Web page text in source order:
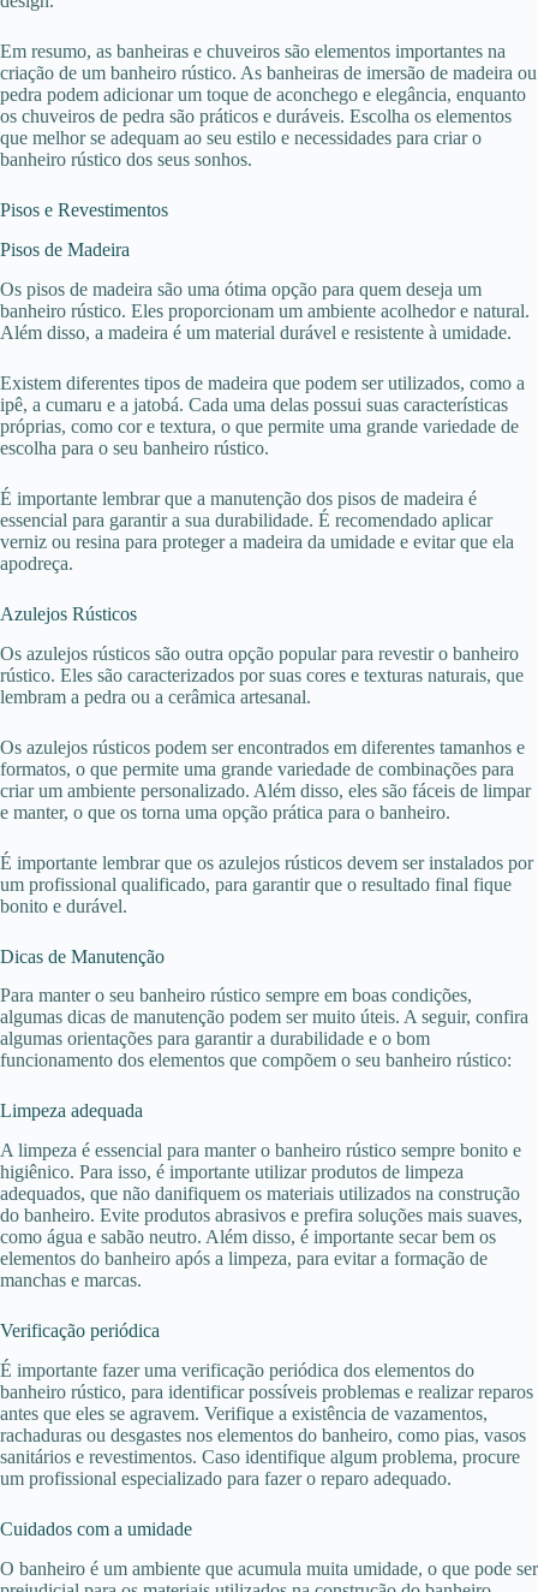
Em resumo, as banheiras e chuveiros são elementos importantes na
criação de um banheiro rústico. As banheiras de imersão de madeira ou
pedra podem adicionar um toque de aconchego e elegância, enquanto
os chuveiros de pedra são práticos e duráveis. Escolha os elementos
que melhor se adequam ao seu estilo e necessidades para criar o
banheiro rústico dos seus sonhos.
Pisos e Revestimentos
Pisos de Madeira
Os pisos de madeira são uma ótima opção para quem deseja um
banheiro rústico. Eles proporcionam um ambiente acolhedor e natural.
Além disso, a madeira é um material durável e resistente à umidade.
Existem diferentes tipos de madeira que podem ser utilizados, como a
ipê, a cumaru e a jatobá. Cada uma delas possui suas características
próprias, como cor e textura, o que permite uma grande variedade de
escolha para o seu banheiro rústico.
É importante lembrar que a manutenção dos pisos de madeira é
essencial para garantir a sua durabilidade. É recomendado aplicar
verniz ou resina para proteger a madeira da umidade e evitar que ela
apodreça.
Azulejos Rústicos
Os azulejos rústicos são outra opção popular para revestir o banheiro
rústico. Eles são caracterizados por suas cores e texturas naturais, que
lembram a pedra ou a cerâmica artesanal.
Os azulejos rústicos podem ser encontrados em diferentes tamanhos e
formatos, o que permite uma grande variedade de combinações para
criar um ambiente personalizado. Além disso, eles são fáceis de limpar
e manter, o que os torna uma opção prática para o banheiro.
É importante lembrar que os azulejos rústicos devem ser instalados por
um profissional qualificado, para garantir que o resultado final fique
bonito e durável.
Dicas de Manutenção
Para manter o seu banheiro rústico sempre em boas condições,
algumas dicas de manutenção podem ser muito úteis. A seguir, confira
algumas orientações para garantir a durabilidade e o bom
funcionamento dos elementos que compõem o seu banheiro rústico:
Limpeza adequada
A limpeza é essencial para manter o banheiro rústico sempre bonito e
higiênico. Para isso, é importante utilizar produtos de limpeza
adequados, que não danifiquem os materiais utilizados na construção
do banheiro. Evite produtos abrasivos e prefira soluções mais suaves,
como água e sabão neutro. Além disso, é importante secar bem os
elementos do banheiro após a limpeza, para evitar a formação de
manchas e marcas.
Verificação periódica
É importante fazer uma verificação periódica dos elementos do
banheiro rústico, para identificar possíveis problemas e realizar reparos
antes que eles se agravem. Verifique a existência de vazamentos,
rachaduras ou desgastes nos elementos do banheiro, como pias, vasos
sanitários e revestimentos. Caso identifique algum problema, procure
um profissional especializado para fazer o reparo adequado.
Cuidados com a umidade
O banheiro é um ambiente que acumula muita umidade, o que pode ser